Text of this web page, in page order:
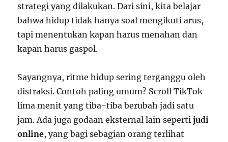
strategi yang dilakukan. Dari sini, kita belajar
bahwa hidup tidak hanya soal mengikuti arus,
tapi menentukan kapan harus menahan dan
kapan harus gaspol.
Sayangnya, ritme hidup sering terganggu oleh
distraksi. Contoh paling umum? Scroll TikTok
lima menit yang tiba-tiba berubah jadi satu
jam. Ada juga godaan eksternal lain sepertijudi
online, yang bagi sebagian orang terlihat